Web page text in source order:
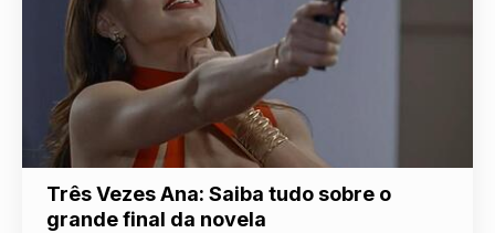
Três Vezes Ana: Saiba tudo sobre o
grande final da novela